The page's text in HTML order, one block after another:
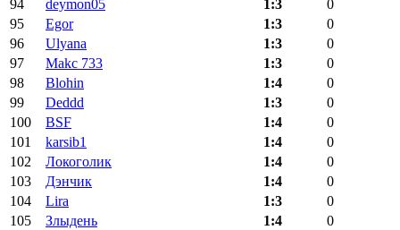
94
deymon05 1:3
0
95
Egor 1:3
0
96
Ulyana 1:3
0
97
Makc 733 1:3
0
98
Blohin 1:4
0
99
Deddd 1:3
0
100
BSF 1:4
0
101
karsib1 1:4
0
102
Локоголик 1:4
0
103
Дэнчик 1:4
0
104
Lira 1:3
0
105
Злыдень 1:4
0